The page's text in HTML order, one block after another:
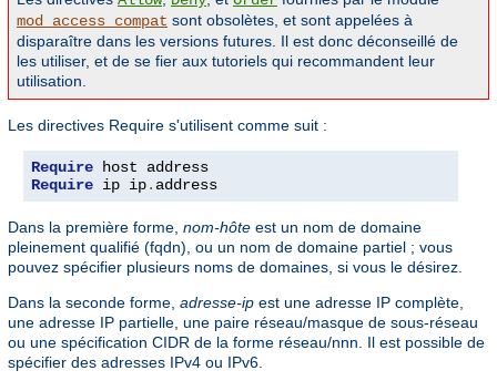
mod_access_compat sont obsolètes, et sont appelées à
disparaître dans les versions futures. Il est donc déconseillé de
les utiliser, et de se fier aux tutoriels qui recommandent leur
utilisation.
Les directives Require s'utilisent comme suit :
Require
Require ip ip. address
Dans la première forme, nom-hôte est un nom de domaine
pleinement qualifié (fqdn), ou un nom de domaine partiel ; vous
pouvez spécifier plusieurs noms de domaines, si vous le désirez.
Dans la seconde forme, adresse-ip est une adresse IP complète,
une adresse IP partielle, une paire réseau/masque de sous-réseau
ou une spécification CIDR de la forme réseau/nnn. Il est possible de
spécifier des adresses IPv4 ou IPv6.